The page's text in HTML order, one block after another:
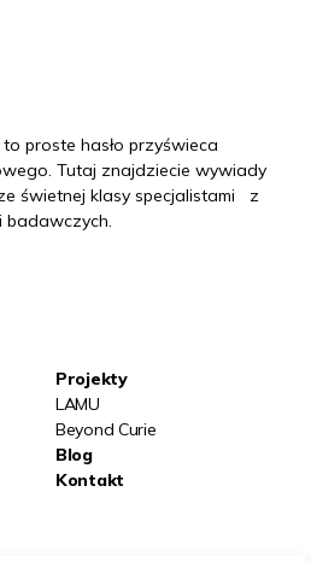
proste hasło przyświeca
Tutaj znajdziecie wywiady
świetnej klasy specjalistami z
badawczych.
Projekty
LAMU
Beyond Curie
Blog
Kontakt